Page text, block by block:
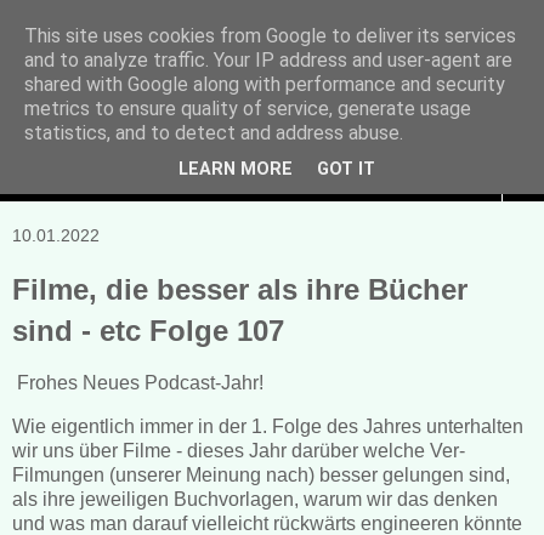
Manuela Sonntag
Bücher, Blogs & mehr
10.01.2022
Filme, die besser als ihre Bücher
sind - etc Folge 107
Frohes Neues Podcast-Jahr!
Wie eigentlich immer in der 1. Folge des Jahres unterhalten
wir uns über Filme - dieses Jahr darüber welche Ver-
Filmungen (unserer Meinung nach) besser gelungen sind,
als ihre jeweiligen Buchvorlagen, warum wir das denken
und was man darauf vielleicht rückwärts engineeren könnte
This site uses cookies from Google to deliver its services
and to analyze traffic. Your IP address and user-agent are
shared with Google along with performance and security
metrics to ensure quality of service, generate usage
statistics, and to detect and address abuse.
LEARN MORE GOT IT